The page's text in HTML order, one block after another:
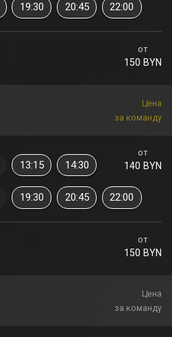
19:30 20:45 22:00
от
150 BYN
Цена
за команду
от
140 BYN
13:15 14:30
19:30 20:45 22:00
от
150 BYN
Цена
за команду